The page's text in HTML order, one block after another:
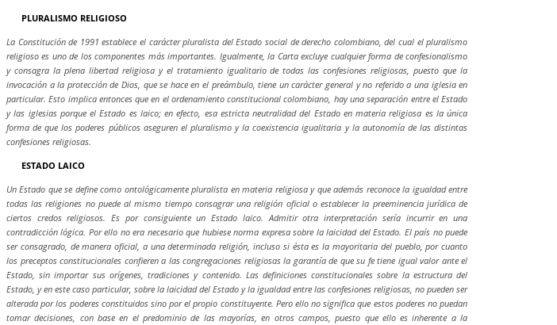
PLURALISMO RELIGIOSO
La Constitución de 1991 establece el carácter pluralista del Estado social de derecho colombiano, del cual el pluralismo
religioso es uno de los componentes más importantes. Igualmente, la Carta excluye cualquier forma de confesionalismo
y consagra la plena libertad religiosa y el tratamiento igualitario de todas las confesiones religiosas, puesto que la
invocación a la protección de Dios, que se hace en el preámbulo, tiene un carácter general y no referido a una iglesia en
particular. Esto implica entonces que en el ordenamiento constitucional colombiano, hay una separación entre el Estado
y las iglesias porque el Estado es laico; en efecto, esa estricta neutralidad del Estado en materia religiosa es la única
forma de que los poderes públicos aseguren el pluralismo y la coexistencia igualitaria y la autonomía de las distintas
confesiones religiosas.
ESTADO LAICO
Un Estado que se define como ontológicamente pluralista en materia religiosa y que además reconoce la igualdad entre
todas las religiones no puede al mismo tiempo consagrar una religión oficial o establecer la preeminencia jurídica de
ciertos credos religiosos. Es por consiguiente un Estado laico. Admitir otra interpretación sería incurrir en una
contradicción lógica. Por ello no era necesario que hubiese norma expresa sobre la laicidad del Estado. El país no puede
ser consagrado, de manera oficial, a una determinada religión, incluso si ésta es la mayoritaria del pueblo, por cuanto
los preceptos constitucionales confieren a las congregaciones religiosas la garantía de que su fe tiene igual valor ante el
Estado, sin importar sus orígenes, tradiciones y contenido. Las definiciones constitucionales sobre la estructura del
Estado, y en este caso particular, sobre la laicidad del Estado y la igualdad entre las confesiones religiosas, no pueden ser
alterada por los poderes constituidos sino por el propio constituyente. Pero ello no significa que estos poderes no puedan
tomar decisiones, con base en el predominio de las mayorías, en otros campos, puesto que ello es inherente a la